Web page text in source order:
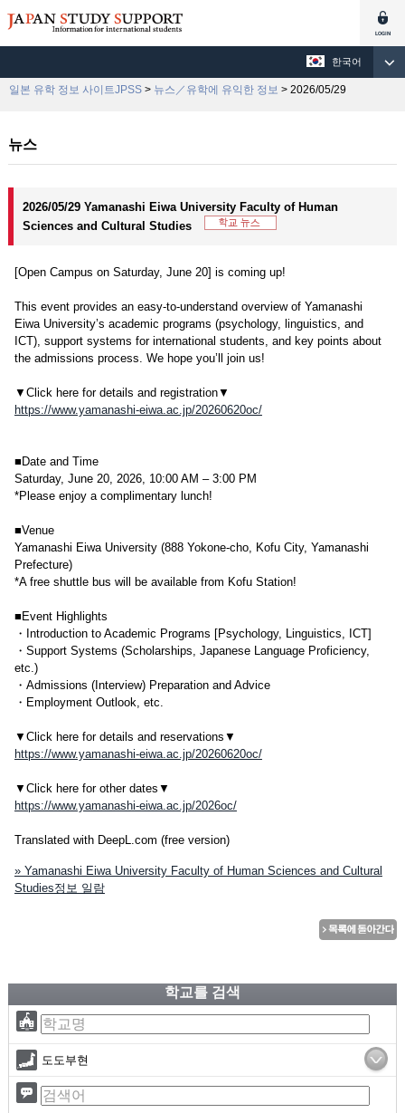
한국어
일본 유학 정보 사이트JPSS > 뉴스／유학에 유익한 정보 > 2026/05/29
뉴스
2026/05/29 Yamanashi Eiwa University Faculty of Human
Sciences and Cultural Studies
[Open Campus on Saturday, June 20] is coming up!
This event provides an easy-to-understand overview of Yamanashi
Eiwa University’s academic programs (psychology, linguistics, and
ICT), support systems for international students, and key points about
the admissions process. We hope you’ll join us!
▼Click here for details and registration▼
https://www.yamanashi-eiwa.ac.jp/20260620oc/
■Date and Time
Saturday, June 20, 2026, 10:00 AM – 3:00 PM
*Please enjoy a complimentary lunch!
■Venue
Yamanashi Eiwa University (888 Yokone-cho, Kofu City, Yamanashi
Prefecture)
*A free shuttle bus will be available from Kofu Station!
■Event Highlights
・Introduction to Academic Programs [Psychology, Linguistics, ICT]
・Support Systems (Scholarships, Japanese Language Proficiency,
etc.)
・Admissions (Interview) Preparation and Advice
・Employment Outlook, etc.
▼Click here for details and reservations▼
https://www.yamanashi-eiwa.ac.jp/20260620oc/
▼Click here for other dates▼
https://www.yamanashi-eiwa.ac.jp/2026oc/
Translated with DeepL.com (free version)
» Yamanashi Eiwa University Faculty of Human Sciences and Cultural
Studies정보 일람
학교를 검색
도도부현